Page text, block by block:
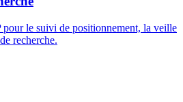
le suivi de positionnement, la veille
recherche.